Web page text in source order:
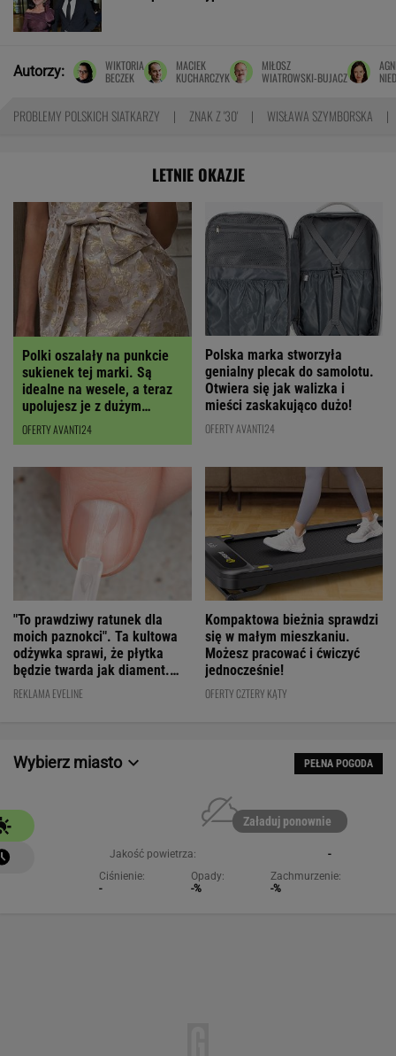
Autorzy:
WIKTORIA
BECZEK
MACIEK
KUCHARCZYK
MIŁOSZ
WIATROWSKI-BUJACZ
PROBLEMY POLSKICH SIATKARZY ZNAK Z '30' WISŁAWA SZYMBORSKA
LETNIE OKAZJE
Polki oszalały na punkcie
sukienek tej marki. Są
idealne na wesele, a teraz
upolujesz je z dużym
RABATEM
OFERTY AVANTI24
Polska marka stworzyła
genialny plecak do samolotu.
Otwiera się jak walizka i
mieści zaskakująco dużo!
OFERTY AVANTI24
"To prawdziwy ratunek dla
moich paznokci". Ta kultowa
odżywka sprawi, że płytka
będzie twarda jak diament.
Cena? WOW!
REKLAMA EVELINE
Kompaktowa bieżnia sprawdzi
się w małym mieszkaniu.
Możesz pracować i ćwiczyć
jednocześnie!
OFERTY CZTERY KĄTY
Wybierz miasto PEŁNA POGODA
Załaduj ponownie
Jakość powietrza:
-
Ciśnienie:
-
Opady:
-%
Zachmurzenie:
-%